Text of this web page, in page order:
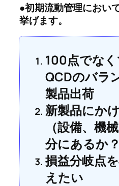
●初期流動管理におい
挙げます。
100点でな
QCDのバラ
製品出荷
新製品にか
（設備、機
分にあるか？
損益分岐点
えたい